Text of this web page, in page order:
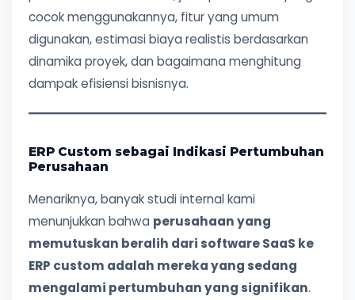
cocok menggunakannya, fitur yang umum
digunakan, estimasi biaya realistis berdasarkan
dinamika proyek, dan bagaimana menghitung
dampak efisiensi bisnisnya.
ERP Custom sebagai Indikasi Pertumbuhan
Perusahaan
Menariknya, banyak studi internal kami
menunjukkan bahwa perusahaan yang
memutuskan beralih dari software SaaS ke
ERP custom adalah mereka yang sedang
mengalami pertumbuhan yang signifikan.